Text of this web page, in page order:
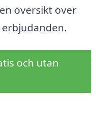
översikt över
och utan